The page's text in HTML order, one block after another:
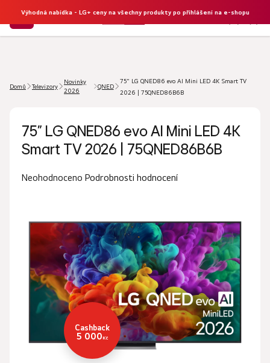
Výhodná nabídka - LG+ ceny na všechny produkty po přihlášení na e-shopu
Hledat
Domů Televizory
Novinky
2026
QNED
75" LG QNED86 evo AI Mini LED 4K Smart TV
2026 | 75QNED86B6B
75" LG QNED86 evo AI Mini LED 4K
Smart TV 2026 | 75QNED86B6B
Průměrné
hvězdiček.
Neohodnoceno Podrobnosti hodnocení
Cashback
5 000Kč